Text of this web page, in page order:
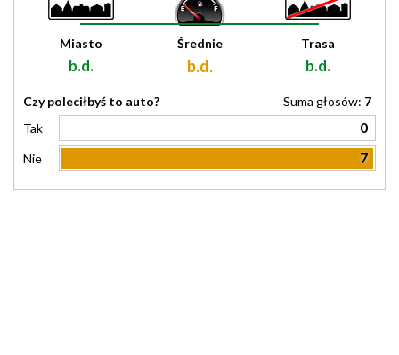
Miasto
b.d.
Średnie
b.d.
Trasa
b.d.
Czy poleciłbyś to auto? Suma głosów: 7
Tak
0
Nie 7